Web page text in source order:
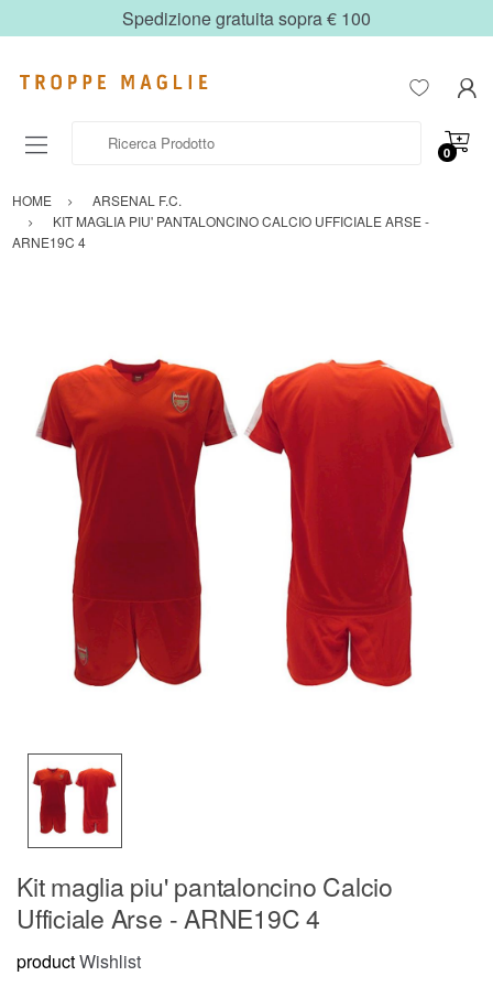
Spedizione gratuita sopra € 100
0
HOME
ARSENAL F.C.
KIT MAGLIA PIU' PANTALONCINO CALCIO UFFICIALE ARSE -
ARNE19C 4
Kit maglia piu' pantaloncino Calcio
Ufficiale Arse - ARNE19C 4
productWishlist